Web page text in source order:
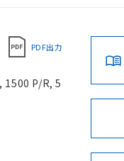
PDF出力
P/R, 5